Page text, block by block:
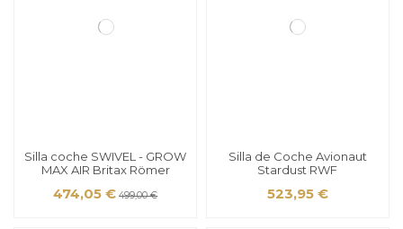
Silla coche SWIVEL - GROW
MAX AIR Britax Römer
474,05 € 499,00 €
Silla de Coche Avionaut
Stardust RWF
523,95 €